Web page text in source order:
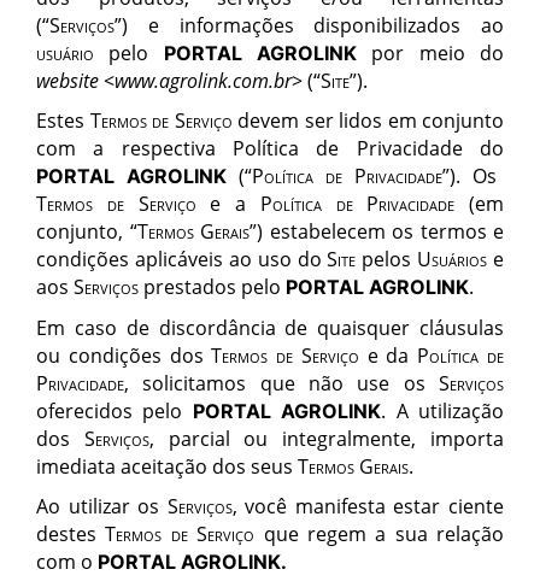
(“Serviços”) e informações disponibilizados ao
usuário pelo PORTAL AGROLINK
por meio do
website<www.agrolink.com.br> (“Site”).
Estes Termos de Serviço devem ser lidos em conjunto
com a respectiva Política de Privacidade do
PORTAL AGROLINK (“Política de Privacidade”). Os
Termos de Serviço e a Política de Privacidade (em
conjunto, “Termos Gerais”) estabelecem os termos e
condições aplicáveis ao uso doSite pelos Usuários e
aos Serviços prestados pelo PORTAL AGROLINK.
Em caso de discordância de quaisquer cláusulas
ou condições dosTermos de Serviço e da Política de
Privacidade, solicitamos que não use osServiços
oferecidos pelo PORTAL AGROLINK. A utilização
dos Serviços, parcial ou integralmente, importa
imediata aceitação dos seus Termos Gerais.
Ao utilizar os Serviços,você manifesta estar ciente
destesTermos de Serviço que regem a sua relação
com o PORTAL AGROLINK.